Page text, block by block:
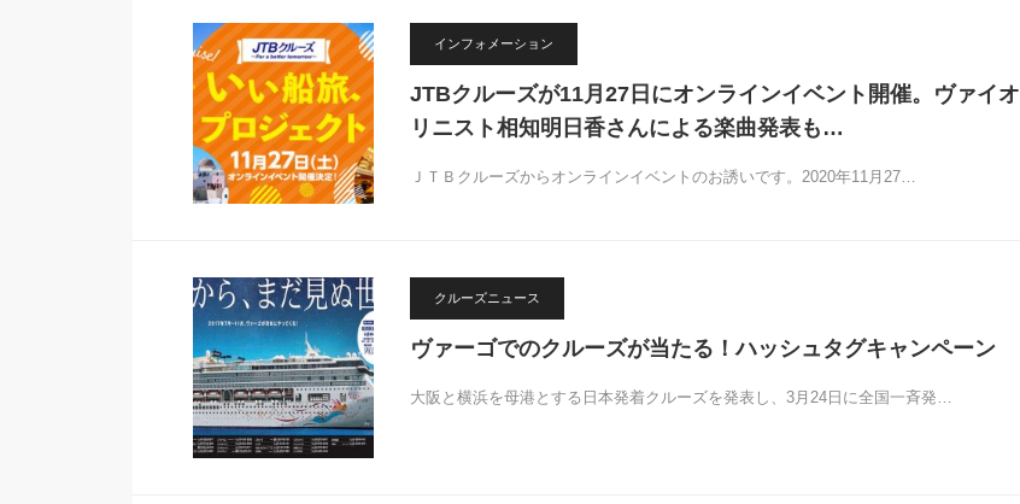
インフォメーション
JTBクルーズが11月27日にオンラインイベント開催。ヴァイオ
リニスト相知明日香さんによる楽曲発表も…
ＪＴＢクルーズからオンラインイベントのお誘いです。2020年11月27…
クルーズニュース
ヴァーゴでのクルーズが当たる！ハッシュタグキャンペーン
大阪と横浜を母港とする日本発着クルーズを発表し、3月24日に全国一斉発…